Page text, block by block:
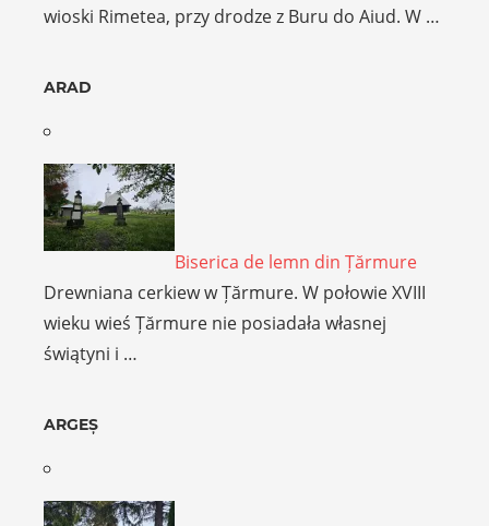
wioski Rimetea, przy drodze z Buru do Aiud. W …
ARAD
Biserica de lemn din Țărmure
Drewniana cerkiew w Țărmure. W połowie XVIII
wieku wieś Țărmure nie posiadała własnej
świątyni i …
ARGEȘ